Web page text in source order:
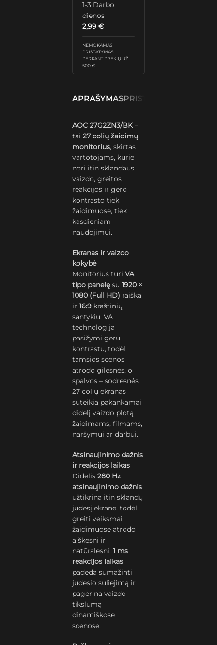
1-3 Darbo
dienos
2,99€
NEMOKAMAS
PRISTATYMAS
PERKANT PREKIŲ UŽ
500 €
APRAŠYMASPRISTATYMAS IR
AOC 27G2ZN3/BK–
tai27 colių žaidimų
monitorius, skirtas
vartotojams, kurie
nori itin sklandaus
vaizdo, greitos
reakcijos ir gero
kontrasto tiek
žaidimuose, tiek
kasdieniam
naudojimui.
Ekranas ir vaizdo
kokybė
Monitorius turiVA
tipo panelęsu1920 ×
1080 (Full HD) raiška
ir16:9 kraštinių
santykiu. VA
technologija
pasižymi geru
kontrastu, todėl
tamsios scenos
atrodo gilesnės, o
spalvos – sodresnės.
27 colių ekranas
suteikia pakankamai
didelį vaizdo plotą
žaidimams, filmams,
naršymui ar darbui.
Atsinaujinimo dažnis
ir reakcijos laikas
Didelis280 Hz
atsinaujinimo dažnis
užtikrina itin sklandų
judesį ekrane, todėl
greiti veiksmai
žaidimuose atrodo
aiškesni ir
natūralesni.1 ms
reakcijos laikas
padeda sumažinti
judesio suliejimą ir
pagerina vaizdo
tikslumą
dinamiškose
scenose.